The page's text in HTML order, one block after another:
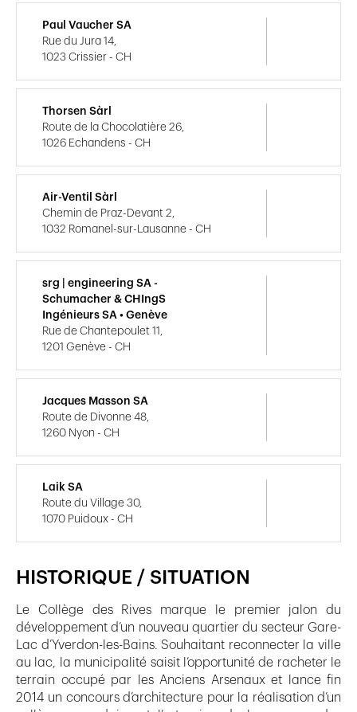
HISTORIQUE / SITUATION
Le Collège des Rives marque le premier jalon du
développement d’un nouveau quartier du secteur Gare-
Lac d’Yverdon-les-Bains. Souhaitant reconnecter la ville
au lac, la municipalité saisit l’opportunité de racheter le
terrain occupé par les Anciens Arsenaux et lance fin
2014 un concours d’architecture pour la réalisation d’un
Paul Vaucher SA
Rue du Jura 14,
1023 Crissier - CH
Thorsen Sàrl
Route de la Chocolatière 26,
1026 Echandens - CH
Air-Ventil Sàrl
Chemin de Praz-Devant 2,
1032 Romanel-sur-Lausanne - CH
srg | engineering SA -
Schumacher & CHIngS
Ingénieurs SA • Genève
Rue de Chantepoulet 11,
1201 Genève - CH
Jacques Masson SA
Route de Divonne 48,
1260 Nyon - CH
Laik SA
Route du Village 30,
1070 Puidoux - CH